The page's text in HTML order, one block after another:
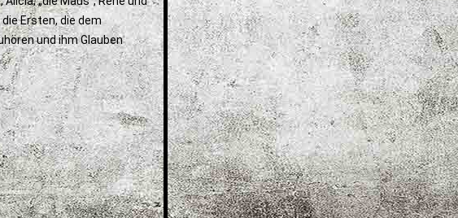
Ersten, die dem
und ihm Glauben